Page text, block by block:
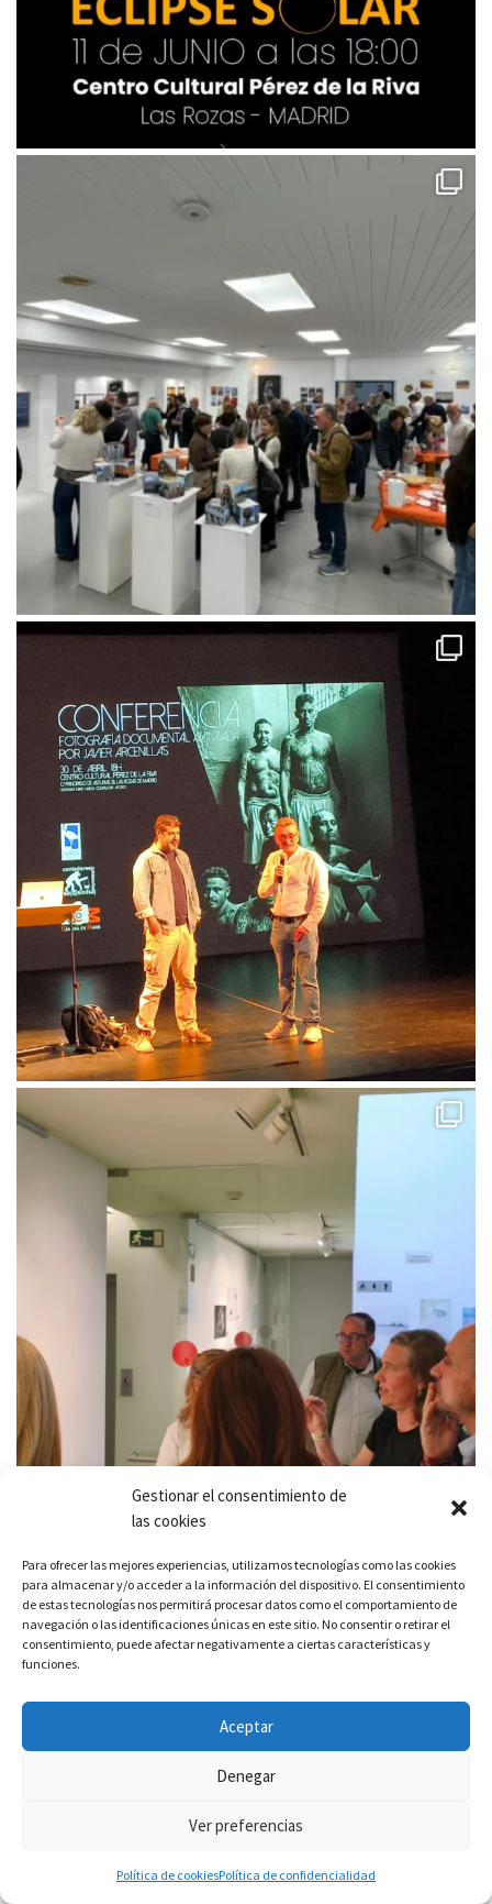
Gestionar el consentimiento de
las cookies
Para ofrecer las mejores experiencias, utilizamos tecnologías como las cookies
para almacenar y/o acceder a la información del dispositivo. El consentimiento
de estas tecnologías nos permitirá procesar datos como el comportamiento de
navegación o las identificaciones únicas en este sitio. No consentir o retirar el
consentimiento, puede afectar negativamente a ciertas características y
funciones.
Aceptar
Denegar
Ver preferencias
Política de cookiesPolítica de confidencialidad